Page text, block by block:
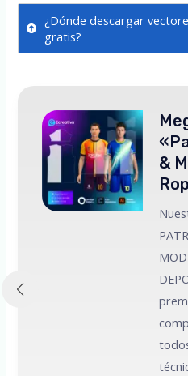
¿Dónde descargar
gratis?
&